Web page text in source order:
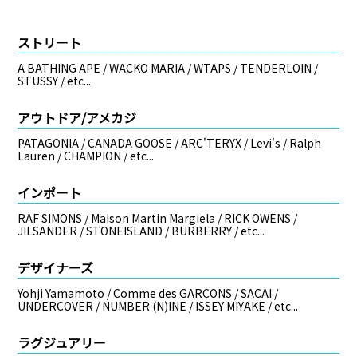
ストリート
A BATHING APE / WACKO MARIA / WTAPS / TENDERLOIN /
STUSSY / etc...
アウトドア/アメカジ
PATAGONIA / CANADA GOOSE / ARC'TERYX / Levi's / Ralph
Lauren / CHAMPION / etc...
インポート
RAF SIMONS / Maison Martin Margiela / RICK OWENS /
JILSANDER / STONEISLAND / BURBERRY / etc...
デザイナーズ
Yohji Yamamoto / Comme des GARCONS / SACAI /
UNDERCOVER / NUMBER (N)INE / ISSEY MIYAKE / etc...
ラグジュアリー